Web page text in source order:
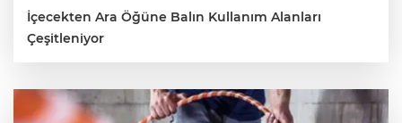
İçecekten Ara Öğüne Balın Kullanım Alanları
Çeşitleniyor